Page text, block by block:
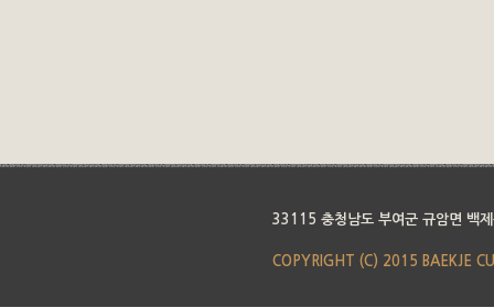
33115 충청남도 부여군 규암면 백
COPYRIGHT (C) 2015 BAEKJE